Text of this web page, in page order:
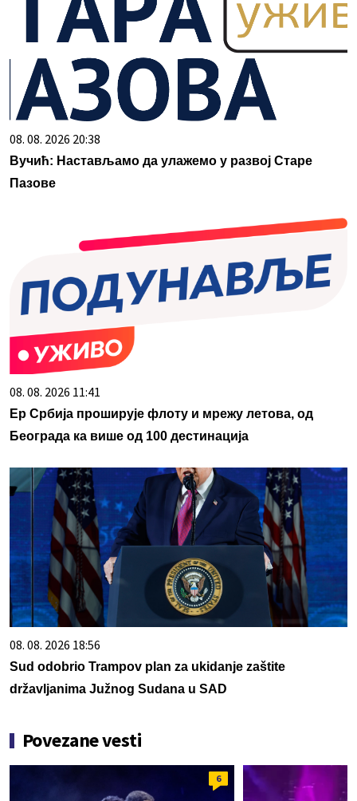
08. 08. 2026 20:38
Вучић: Настављамо да улажемо у развој Старе
Пазове
08. 08. 2026 11:41
Ер Србија проширује флоту и мрежу летова, од
Београда ка више од 100 дестинација
08. 08. 2026 18:56
Sud odobrio Trampov plan za ukidanje zaštite
državljanima Južnog Sudana u SAD
Povezane vesti
6